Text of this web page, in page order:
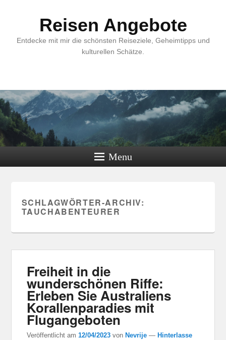
Reisen Angebote
Entdecke mit mir die schönsten Reiseziele, Geheimtipps und
kulturellen Schätze.
Menu
SCHLAGWÖRTER-ARCHIV:
TAUCHABENTEURER
Freiheit in die
wunderschönen Riffe:
Erleben Sie Australiens
Korallenparadies mit
Flugangeboten
Veröffentlicht am12/04/2023 von Nevrije — Hinterlasse